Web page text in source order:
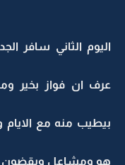
اليوم الثاني سافر
عرف ان فواز بخير
بيطيب منه مع الايام
هو ومشاعل